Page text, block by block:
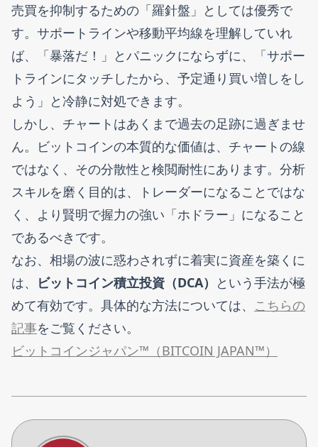
売買を抑制するための「羅針盤」としては優秀で
す。サポートラインや移動平均線を理解していれ
ば、「暴落だ！」とパニックにならずに、「サポー
トラインにタッチしたから、予定通り買い増しをし
よう」と冷静に対処できます。
しかし、チャートはあくまで過去の足跡に過ぎませ
ん。ビットコインの本質的な価値は、チャートの線
ではなく、その分散性と検閲耐性にあります。分析
スキルを磨く目的は、トレーダーになることではな
く、より賢明で握力の強い「ホドラー」になること
であるべきです。
なお、相場の波に惑わされずに着実に資産を築くに
は、
ビットコイン積立投資（DCA） という手法が極
めて有効です。具体的な方法については、 こちらの
記事をご覧ください。
ビットコインジャパン™（BITCOIN JAPAN™）